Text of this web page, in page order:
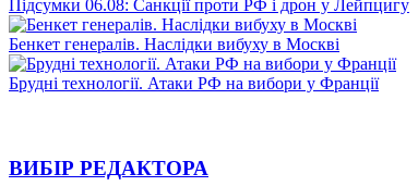
Підсумки 06.08: Санкції проти РФ і дрон у Лейпцигу
Бенкет генералів. Наслідки вибуху в Москві
Брудні технології. Атаки РФ на вибори у Франції
ВИБІР РЕДАКТОРА